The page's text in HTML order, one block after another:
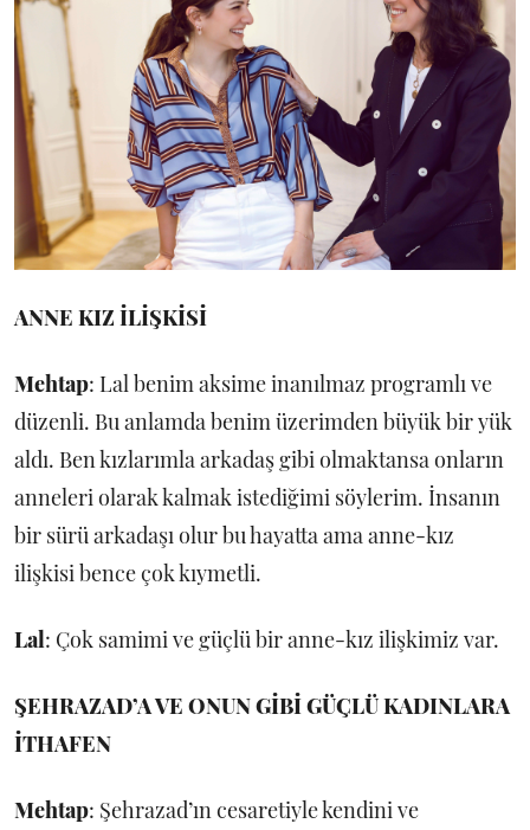
ANNE KIZ İLİŞKİSİ
Mehtap: Lal benim aksime inanılmaz programlı ve
düzenli. Bu anlamda benim üzerimden büyük bir yük
aldı. Ben kızlarımla arkadaş gibi olmaktansa onların
anneleri olarak kalmak istediğimi söylerim. İnsanın
bir sürü arkadaşı olur bu hayatta ama anne-kız
ilişkisi bence çok kıymetli.
Lal: Çok samimi ve güçlü bir anne-kız ilişkimiz var.
ŞEHRAZAD’A VE ONUN GİBİ GÜÇLÜ KADINLARA
İTHAFEN
Mehtap: Şehrazad’ın cesaretiyle kendini ve